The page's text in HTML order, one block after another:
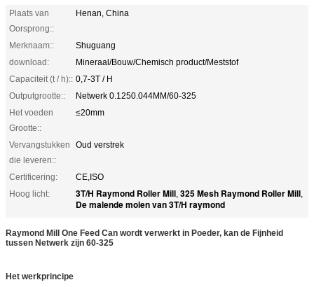
Plaats van
Oorsprong::
Henan, China
Merknaam::
Shuguang
download:
Mineraal/Bouw/Chemisch product/Meststof
Capaciteit (t / h):: 0,7-3T / H
Outputgrootte::
Netwerk 0.1250.044MM/60-325
Het voeden
Grootte::
≤20mm
Vervangstukken
die leveren::
Oud verstrek
Certificering:
CE,ISO
Hoog licht:
3T/H Raymond Roller Mill, 325 Mesh Raymond Roller Mill,
De malende molen van 3T/H raymond
Raymond Mill One Feed Can wordt verwerkt in Poeder, kan de Fijnheid
tussen Netwerk zijn 60-325
Het werkprincipe